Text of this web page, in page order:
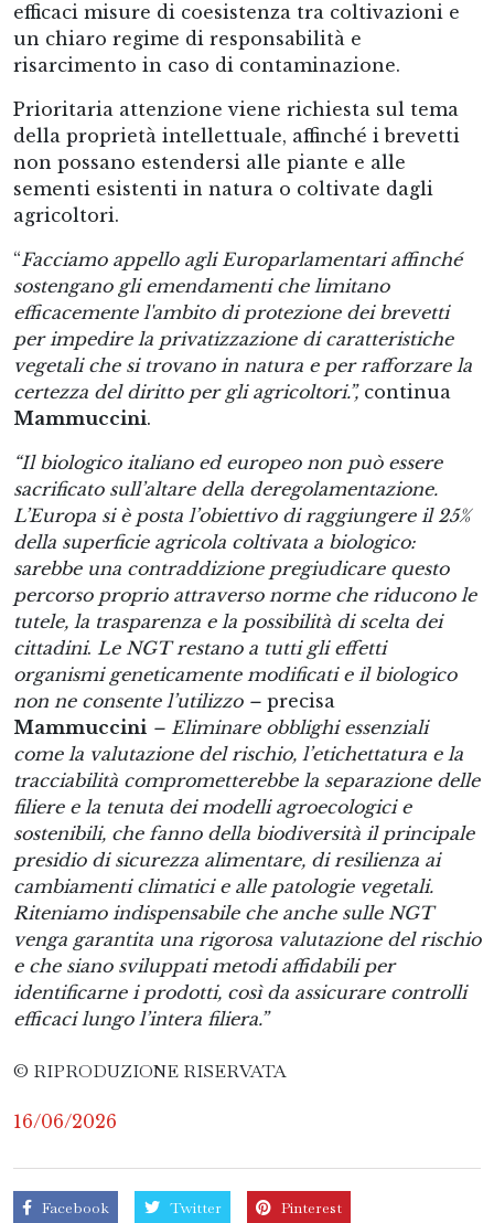
efficaci misure di coesistenza tra coltivazioni e
un chiaro regime di responsabilità e
risarcimento in caso di contaminazione.
Prioritaria attenzione viene richiesta sul tema
della proprietà intellettuale, affinché i brevetti
non possano estendersi alle piante e alle
sementi esistenti in natura o coltivate dagli
agricoltori.
“Facciamo appello agli Europarlamentari affinché
sostengano gli emendamenti che limitano
efficacemente l'ambito di protezione dei brevetti
per impedire la privatizzazione di caratteristiche
vegetali che si trovano in natura e per rafforzare la
certezza del diritto per gli agricoltori.”, continua
Mammuccini.
“Il biologico italiano ed europeo non può essere
sacrificato sull’altare della deregolamentazione.
L’Europa si è posta l’obiettivo di raggiungere il 25%
della superficie agricola coltivata a biologico:
sarebbe una contraddizione pregiudicare questo
percorso proprio attraverso norme che riducono le
tutele, la trasparenza e la possibilità di scelta dei
cittadini. Le NGT restano a tutti gli effetti
organismi geneticamente modificati e il biologico
non ne consente l’utilizzo – precisa
Mammuccini – Eliminare obblighi essenziali
come la valutazione del rischio, l’etichettatura e la
tracciabilità comprometterebbe la separazione delle
filiere e la tenuta dei modelli agroecologici e
sostenibili, che fanno della biodiversità il principale
presidio di sicurezza alimentare, di resilienza ai
cambiamenti climatici e alle patologie vegetali.
Riteniamo indispensabile che anche sulle NGT
venga garantita una rigorosa valutazione del rischio
e che siano sviluppati metodi affidabili per
identificarne i prodotti, così da assicurare controlli
efficaci lungo l’intera filiera.”
© RIPRODUZIONE RISERVATA
16/06/2026
Facebook Twitter Pinterest